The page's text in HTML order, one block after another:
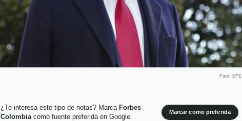
Foto: EFE.
¿Te interesa este tipo de notas? Marca Forbes
Colombiacomo fuente preferida en Google.
Marcar como preferida